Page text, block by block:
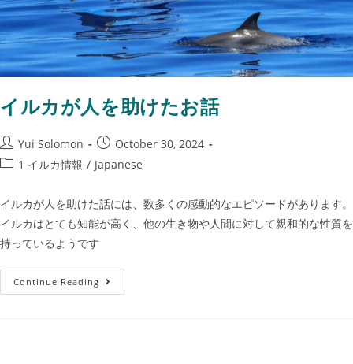
イルカが人を助けたお話
Yui Solomon
October 30, 2024
1 イルカ情報 / Japanese
イルカが人を助けた話には、数多くの感動的なエピソードがあります。
イルカはとても知能が高く、他の生き物や人間に対して親和的な性質を
持っているようです
Continue Reading